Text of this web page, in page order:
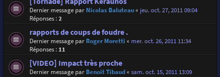
Dernier message par Nicolas Baluteau« jeu. oct. 27, 2011 09:04
Réponses :2
rapports de coups de foudre .
Dernier message par Roger Moretti « mer. oct. 26, 2011 11:34
Réponses : 11
[VIDEO] Impact très proche
Dernier message par Benoit Tibaud« sam. oct. 15, 2011 13:09